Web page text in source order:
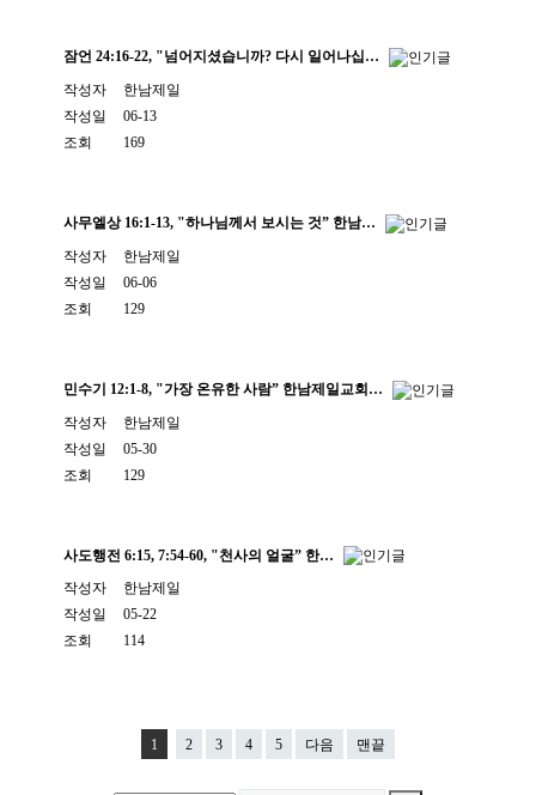
잠언 24:16-22, "넘어지셨습니까? 다시 일어나십…
작성자
한남제일
작성일
06-13
조회
169
사무엘상 16:1-13, "하나님께서 보시는 것” 한남…
작성자
한남제일
작성일
06-06
조회
129
민수기 12:1-8, "가장 온유한 사람” 한남제일교회…
작성자
한남제일
작성일
05-30
조회
129
사도행전 6:15, 7:54-60, "천사의 얼굴” 한…
작성자
한남제일
작성일
05-22
조회
114
1 2 3 4 5 다음 맨끝